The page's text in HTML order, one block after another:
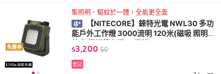
免運券
集照明、驅蚊於一體，全能更全面
【NITECORE】錸特光電 NWL30 多功
能戶外工作燈 3000流明 120米(磁吸 照明驅
蚊 無極調節色溫 三腳架)
$3,200 $0
登記